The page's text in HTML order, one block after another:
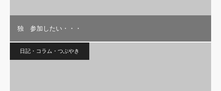
独 参加したい・・・
日記・コラム・つぶやき